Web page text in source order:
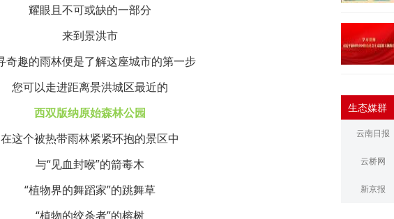
耀眼且不可或缺的一部分
来到景洪市
奇趣的雨林便是了解这座城市的第一步
您可以走进距离景洪城区最近的
西双版纳原始森林公园
在这个被热带雨林紧紧环抱的景区中
与“见血封喉”的箭毒木
“植物界的舞蹈家”的跳舞草
“植物的绞杀者”的榕树
生态媒群
云南日报
云桥网
新京报